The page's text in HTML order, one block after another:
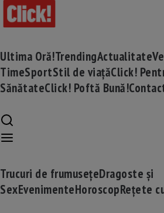
Ultima Oră!TrendingActualitate
TimeSportStil de viațăClick!
SănătateClick! Poftă Bună!
Trucuri de frumusețeDragoste și
SexEvenimenteHoroscopRețete